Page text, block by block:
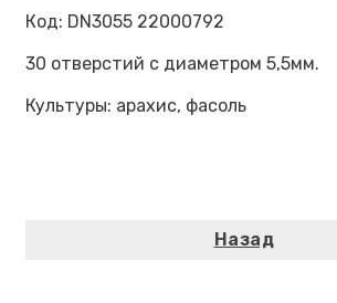
Код: DN3055 22000792
30 отверстий с диаметром 5,5мм.
Культуры: арахис, фасоль